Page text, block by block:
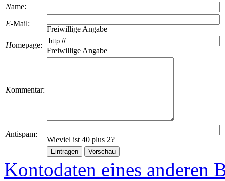
Name:
E-Mail:
Freiwillige Angabe
Homepage:
Freiwillige Angabe
Kommentar:
Antispam:
Wieviel ist 40 plus 2?
Kontodaten eines anderen